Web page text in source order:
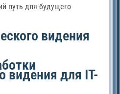
путь для будущего
видения
видения для IT-